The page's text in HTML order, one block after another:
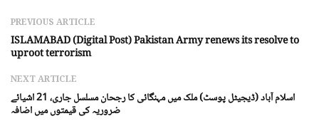
PREVIOUS ARTICLE
ISLAMABAD (Digital Post) Pakistan Army renews its resolve to
uproot terrorism
NEXT ARTICLE
اسلام آباد (ڈیجیٹل پوسٹ) ملک میں مہنگائی کا رجحان مسلسل جاری، 21 اشیائے
ضروریہ کی قیمتوں میں اضافہ